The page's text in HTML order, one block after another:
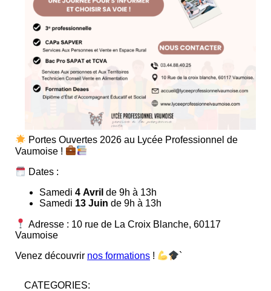
Portes Ouvertes 2026 au Lycée Professionnel de
Vaumoise !
Dates :
Samedi 4 Avril de 9h à 13h
Samedi 13 Juin de 9h à 13h
Adresse : 10 rue de La Croix Blanche, 60117
Vaumoise
Venez découvrir nos formations ! `
CATEGORIES: